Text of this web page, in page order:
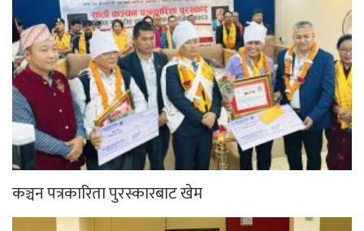
कञ्चन पत्रकारिता पुरस्कारबाट खेम